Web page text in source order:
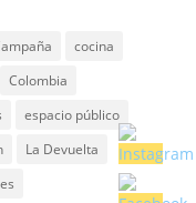
cocina
Colombia
espacio público
La Devuelta